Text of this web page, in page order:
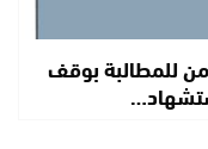
للمطالبة بوقف